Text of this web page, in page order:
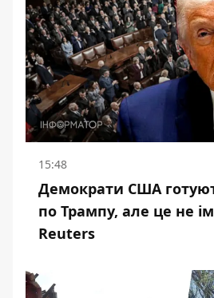
15:48
Демократи США
по Трампу, але це не
Reuters